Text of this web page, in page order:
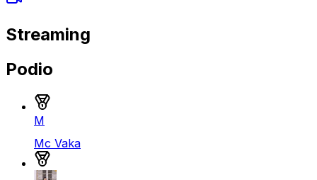
Streaming
Podio
M
Mc Vaka